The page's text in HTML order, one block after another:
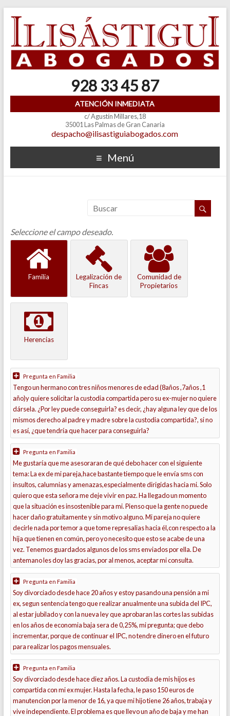
928 33 45 87
ATENCIÓN INMEDIATA
c/ Agustín Millares,18
35001 Las Palmas de Gran Canaria
despacho@ilisastiguiabogados.com
Menú
Seleccione el campo deseado.
Familia
Legalización de
Fincas
Comunidad de
Propietarios
Herencias
Pregunta en Familia
Tengo un hermano con tres niños menores de edad (8años ,7años ,1
año)y quiere solicitar la custodia compartida pero su ex-mujer no quiere
dársela. ¿Por ley puede conseguirla? es decir, ¿hay alguna ley que de los
mismos derecho al padre y madre sobre la custodia compartida?, si no
es así, ¿que tendría que hacer para conseguirla?
Pregunta en Familia
Me gustaría que me asesoraran de qué debo hacer con el siguiente
tema: La ex de mi pareja,hace bastante tiempo que le envía sms con
insultos, calumnias y amenazas,especialmente dirigidas hacia mi. Solo
quiero que esta señora me deje vivir en paz. Ha llegado un momento
que la situación es insostenible para mi. Pienso que la gente no puede
hacer daño gratuitamente y sin motivo alguno. Mi pareja no quiere
decirle nada por temor a que tome represalias hacia él,con respecto a la
hija que tienen en común, pero yo necesito que esto se acabe de una
vez. Tenemos guardados algunos de los sms enviados por ella. De
antemano les doy las gracias, por al menos, aceptar mi consulta.
Pregunta en Familia
Soy divorciado desde hace 20 años y estoy pasando una pensión a mi
ex, segun sentencia tengo que realizar anualmente una subida del IPC,
al estar jubilado y con la nueva ley que aprobaran las cortes las subidas
en los años de economia baja sera de 0,25%, mi pregunta; que debo
incrementar, porque de continuar el IPC, no tendre dinero en el futuro
para realizar los pagos mensuales.
Pregunta en Familia
Soy divorciado desde hace diez años. La custodia de mis hijos es
compartida con mi ex mujer. Hasta la fecha, le paso 150 euros de
manutencion por la menor de 16, ya que mi hijo tiene 26 años, trabaja y
vive independiente. El problema es que llevo un año de baja y me han